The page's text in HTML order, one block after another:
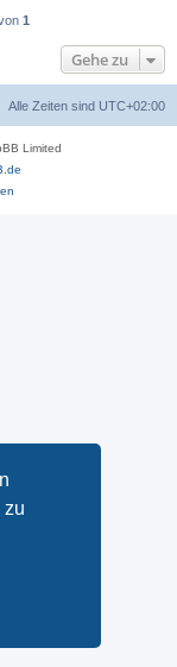
zu
1
Gehe zu
Alle Zeiten sind UTC+02:00
Limited